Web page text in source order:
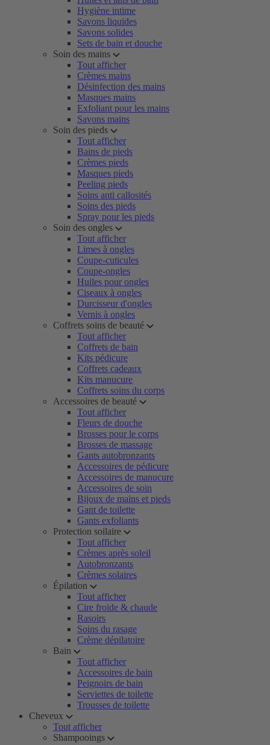
Hygiène intime
Savons liquides
Savons solides
Sets de bain et douche
Soin des mains
Tout afficher
Crèmes mains
Désinfection des mains
Masques mains
Exfoliant pour les mains
Savons mains
Soin des pieds
Tout afficher
Bains de pieds
Crèmes pieds
Masques pieds
Peeling pieds
Soins anti callosités
Soins des pieds
Spray pour les pieds
Soin des ongles
Tout afficher
Limes à ongles
Coupe-cuticules
Coupe-ongles
Huiles pour ongles
Ciseaux à ongles
Durcisseur d'ongles
Vernis à ongles
Coffrets soins de beauté
Tout afficher
Coffrets de bain
Kits pédicure
Coffrets cadeaux
Kits manucure
Coffrets soins du corps
Accessoires de beauté
Tout afficher
Fleurs de douche
Brosses pour le corps
Brosses de massage
Gants autobronzants
Accessoires de pédicure
Accessoires de manucure
Accessoires de soin
Bijoux de mains et pieds
Gant de toilette
Gants exfoliants
Protection soilaire
Tout afficher
Crèmes après soleil
Autobronzants
Crèmes solaires
Épilation
Tout afficher
Cire froide & chaude
Rasoirs
Soins du rasage
Crème dépilatoire
Bain
Tout afficher
Accessoires de bain
Peignoirs de bain
Serviettes de toilette
Trousses de toilette
Cheveux
Tout afficher
Shampooings